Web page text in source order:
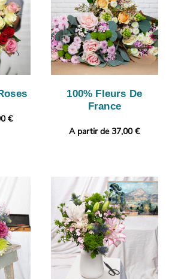
€
100% Fleurs De
France
A partir de 37,00 €